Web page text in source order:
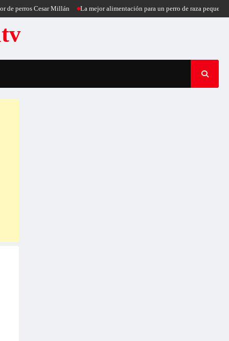
Cesar Millán La mejor alimentación para un perro de raza pequeña